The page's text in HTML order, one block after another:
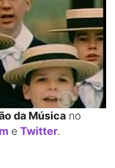
da Música no
e Twitter.